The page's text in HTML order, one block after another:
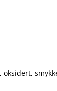
, oksidert,